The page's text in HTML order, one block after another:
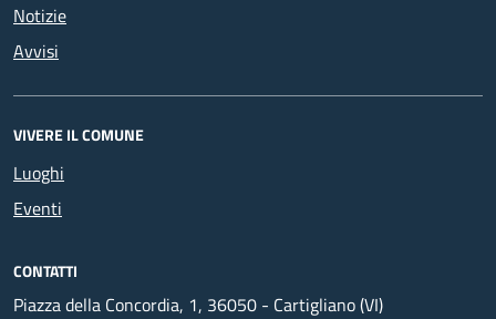
Notizie
Avvisi
VIVERE IL COMUNE
Luoghi
Eventi
CONTATTI
Piazza della Concordia, 1, 36050 - Cartigliano (VI)